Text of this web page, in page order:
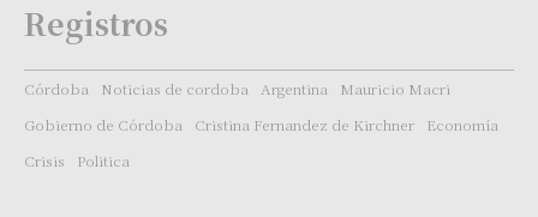
Registros
Córdoba Noticias de cordoba Argentina
Mauricio Macri
Gobierno de Córdoba
Cristina Fernandez de Kirchner
Economía
Crisis
Politica